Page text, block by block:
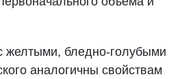
желтыми, бледно-голубыми
аналогичны свойствам